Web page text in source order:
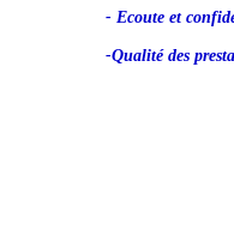
- Ecoute et
-Qualité des